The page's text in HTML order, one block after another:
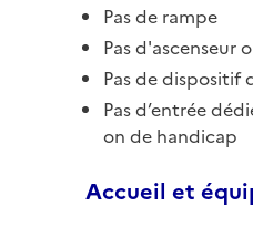
Pas de rampe
Pas d'ascenseur
Pas de dispositif
Pas d’entrée
on de handicap
Accueil et